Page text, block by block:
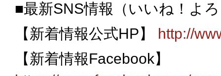
■最新SNS情報（いいね！よ
【新着情報公式HP】 http://
【新着情報Facebook】